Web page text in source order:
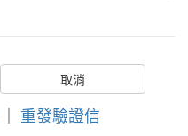
｜ 重發驗證信